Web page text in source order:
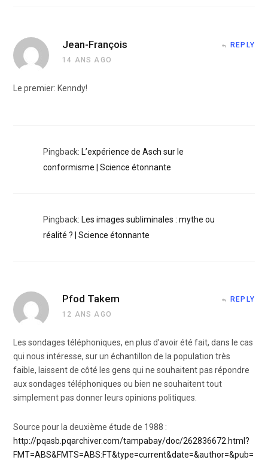
Jean-François
14 ANS AGO
REPLY
Le premier: Kenndy!
Pingback: L’expérience de Asch sur le
conformisme | Science étonnante
Pingback: Les images subliminales : mythe ou
réalité ? | Science étonnante
Pfod Takem
12 ANS AGO
REPLY
Les sondages téléphoniques, en plus d’avoir été fait, dans le cas
qui nous intéresse, sur un échantillon de la population très
faible, laissent de côté les gens qui ne souhaitent pas répondre
aux sondages téléphoniques ou bien ne souhaitent tout
simplement pas donner leurs opinions politiques.
Source pour la deuxième étude de 1988 :
http://pqasb.pqarchiver.com/tampabay/doc/262836672.html?
FMT=ABS&FMTS=ABS:FT&type=current&date=&author=&pub=